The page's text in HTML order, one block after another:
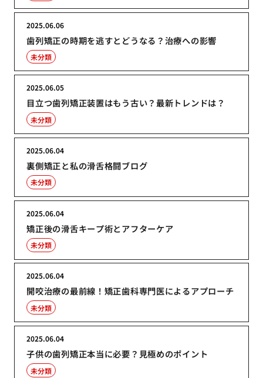
歯列矯正の時期を逃すとどうなる？治療への影響
2025.06.06
未分類
目立つ歯列矯正装置はもう古い？最新トレンドは？
2025.06.05
未分類
裏側矯正と私の滑舌格闘ブログ
2025.06.04
未分類
矯正後の滑舌キープ術とアフターケア
2025.06.04
未分類
開咬治療の最前線！矯正歯科専門医によるアプローチ
2025.06.04
未分類
子供の歯列矯正本当に必要？見極めのポイント
2025.06.04
未分類